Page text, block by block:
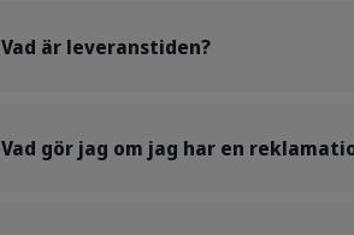
Vad är leveranstiden?
Vad gör jag om jag har en